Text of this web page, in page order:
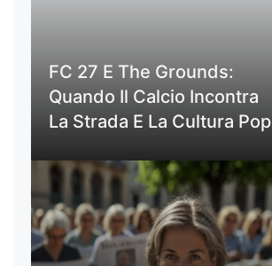
FC 27 E The Grounds:
Quando Il Calcio Incontra
La Strada E La Cultura Pop